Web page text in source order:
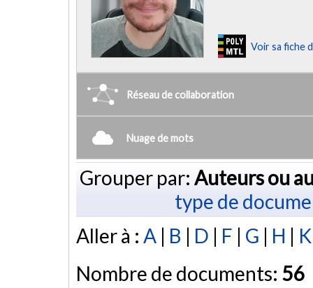
Voir sa fiche
Réseau de collaboration
Nuage de mots
Grouper par: Auteurs ou
type de
Aller à : A | B | D | F | G | H | K
Nombre de documents: 56